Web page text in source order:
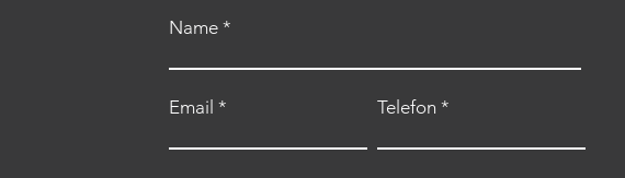
Name
Email Telefon